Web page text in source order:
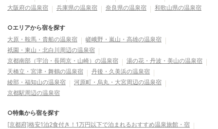
大阪府の温泉宿
兵庫県の温泉宿 奈良県の温泉宿 和歌山県の温泉宿
○エリアから宿を探す
大原・鞍馬・貴船の温泉宿
嵯峨野・嵐山・高雄の温泉宿
祇園・東山・北白川周辺の温泉宿
京都南部（宇治・長岡京・山崎）の温泉宿
湯の花・丹波・美山の温泉宿
天橋立・宮津・舞鶴の温泉宿
丹後・久美浜の温泉宿
綾部・福知山の温泉宿
河原町・烏丸・大宮周辺の温泉宿
京都駅周辺の温泉宿
○特集から宿を探す
[京都府]格安1泊2食付き！1万円以下で泊まれるおすすめ温泉旅館・宿